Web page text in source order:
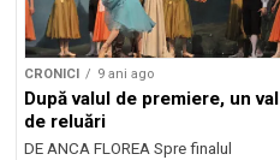
CRONICI 9 ani ago
După valul de premiere, un val
de reluări
DE ANCA FLOREA Spre finalul